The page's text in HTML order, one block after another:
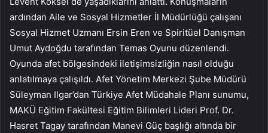
ardından Aile ve Sosyal Hizmetler İl Müdürlüğü çalışanı
Sosyal Hizmet Uzmanı Ersin Eren ve Spiritüel Danışman
Umut Aydoğdu tarafından Temas Oyunu düzenlendi.
Oyunda afet bölgesindeki iletişimsizliğin nasıl olduğu
anlatılmaya çalışıldı. Afet Yönetim Merkezi Şube Müdürü
Süleyman Ilgar’dan Türkiye Afet Müdahale Planı sunumu,
MAKÜ Eğitim Fakültesi Eğitim Bilimleri Lideri Prof. Dr.
Hasret Tagay tarafından Manevi Güç başlığı altında bir